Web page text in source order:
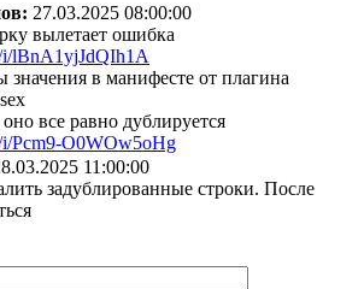
27.03.2025 08:00:00
вылетает ошибка
i/lBnA1yjJdQIh1A
значения в манифесте от плагина
все равно дублируется
Pcm9-O0WOw5oHg
11:00:00
задублированные строки. После